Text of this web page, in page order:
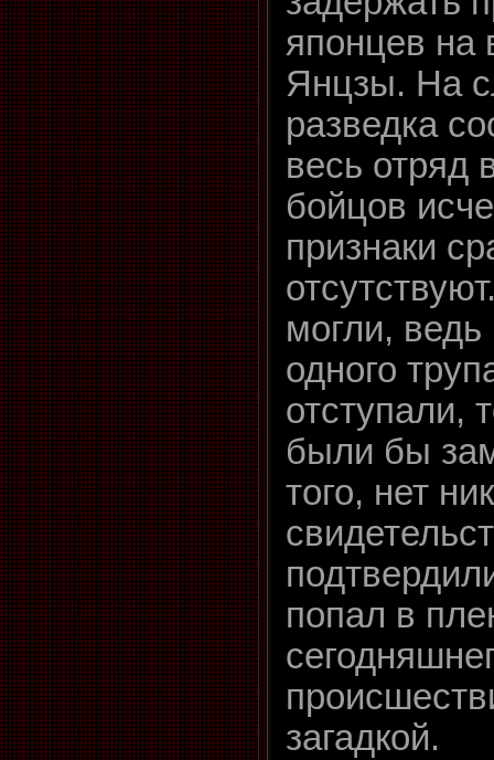
японцев на
Янцзы. На
разведка
весь отряд
бойцов
признаки
могли,
одного
отступали,
были бы
того, нет
попал в
загадкой.